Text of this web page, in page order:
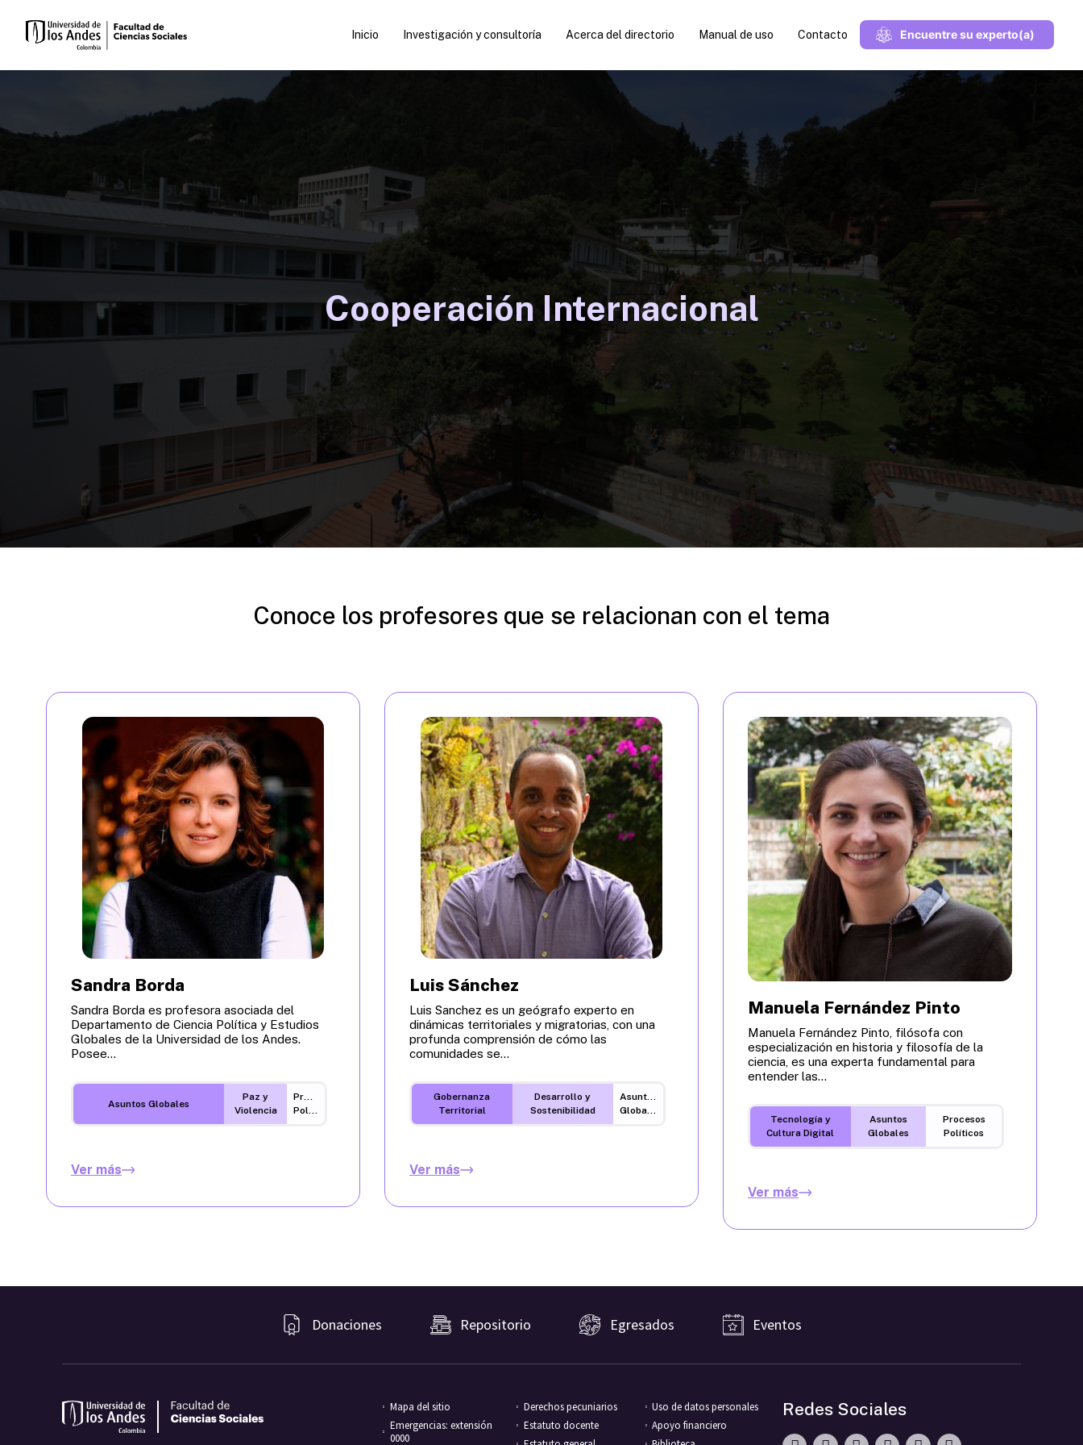
Inicio Investigación y consultoría Acerca del directorio Manual de uso Contacto Encuentre su experto(a)
Cooperación Internacional
Conoce los profesores que se relacionan con el tema
Sandra Borda
Sandra Borda es profesora asociada del
Departamento de Ciencia Política y Estudios
Globales de la Universidad de los Andes.
Posee...
Asuntos Globales
Paz y
Violencia
Procesos
Políticos
Ver más
Luis Sánchez
Luis Sanchez es un geógrafo experto en
dinámicas territoriales y migratorias, con una
profunda comprensión de cómo las
comunidades se...
Gobernanza
Territorial
Desarrollo y
Sostenibilidad
Asuntos
Globales
Ver más
Manuela Fernández Pinto
Manuela Fernández Pinto, filósofa con
especialización en historia y filosofía de la
ciencia, es una experta fundamental para
entender las...
Tecnología y
Cultura Digital
Asuntos
Globales
Procesos
Políticos
Ver más
Donaciones Repositorio Egresados Eventos
Mapa del sitio
Emergencias: extensión
0000
Derechos pecuniarios
Estatuto docente
Uso de datos personales
Apoyo financiero
Redes Sociales